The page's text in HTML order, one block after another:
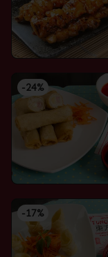
-24%
-17%